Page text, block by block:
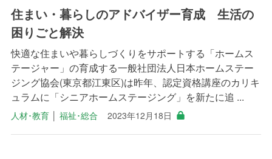
住まい・暮らしのアドバイザー育成 生活の
困りごと解決
快適な住まいや暮らしづくりをサポートする「ホームス
テージャー」の育成する一般社団法人日本ホームステー
ジング協会(東京都江東区)は昨年、認定資格講座のカリキ
ュラムに「シニアホームステージング」を新たに追 ...
人材･教育│ 福祉･総合 2023年12月18日